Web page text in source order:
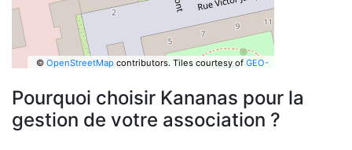
© OpenStreetMapcontributors. Tiles courtesy of GEO-
Pourquoi choisir Kananas pour la
gestion de votre association ?